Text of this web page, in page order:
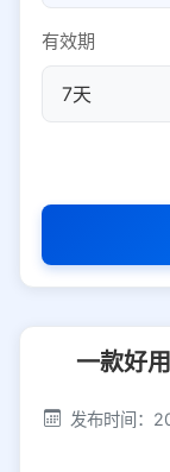
有效期
访问密码
社交
一款好
发布时间：